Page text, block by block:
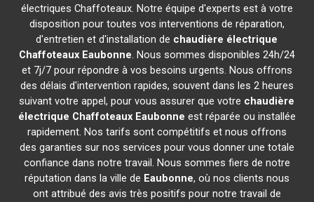
électriques Chaffoteaux. Notre équipe d'experts est à votre
disposition pour toutes vos interventions de réparation,
d'entretien et d'installation de chaudière électrique
Chaffoteaux Eaubonne. Nous sommes disponibles 24h/24
et 7j/7 pour répondre à vos besoins urgents. Nous offrons
des délais d'intervention rapides, souvent dans les 2 heures
suivant votre appel, pour vous assurer que votre chaudière
électrique Chaffoteaux Eaubonne est réparée ou installée
rapidement. Nos tarifs sont compétitifs et nous offrons
des garanties sur nos services pour vous donner une totale
confiance dans notre travail. Nous sommes fiers de notre
réputation dans la ville de Eaubonne, où nos clients nous
ont attribué des avis très positifs pour notre travail de